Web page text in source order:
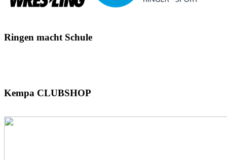
Ringen macht Schule
Kempa CLUBSHOP